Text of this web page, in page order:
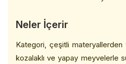
Neler İçerir
Kategori, çeşitli materyallerden
kozalaklı ve yapay meyvelerle